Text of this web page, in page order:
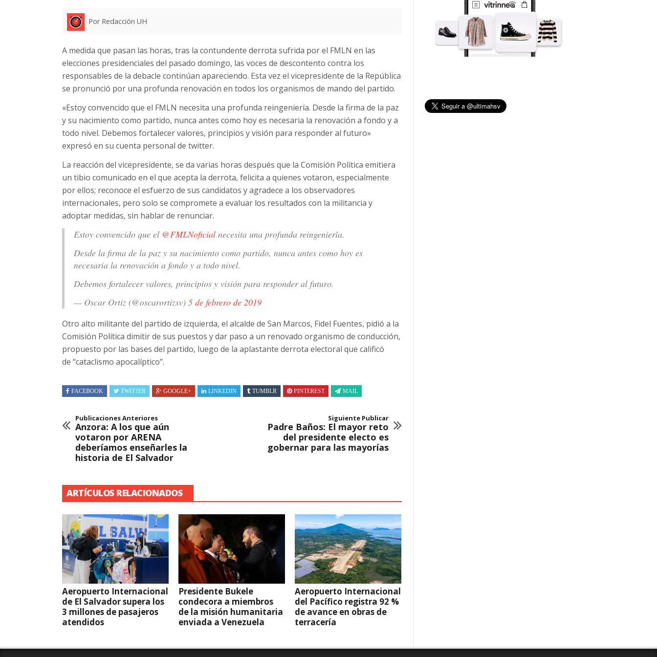
Por Redacción UH
A medida que pasan las horas, tras la contundente derrota sufrida por el FMLN en las
elecciones presidenciales del pasado domingo, las voces de descontento contra los
responsables de la debacle continúan apareciendo. Esta vez el vicepresidente de la República
se pronunció por una profunda renovación en todos los organismos de mando del partido.
«Estoy convencido que el FMLN necesita una profunda reingeniería. Desde la firma de la paz
y su nacimiento como partido, nunca antes como hoy es necesaria la renovación a fondo y a
todo nivel. Debemos fortalecer valores, principios y visión para responder al futuro»
expresó en su cuenta personal de twitter.
La reacción del vicepresidente, se da varias horas después que la Comisión Política emitiera
un tibio comunicado en el que acepta la derrota, felicita a quienes votaron, especialmente
por ellos; reconoce el esfuerzo de sus candidatos y agradece a los observadores
internacionales, pero solo se compromete a evaluar los resultados con la militancia y
adoptar medidas, sin hablar de renunciar.
Estoy convencido que el @FMLNoficial necesita una profunda reingenierîa.
Desde la firma de la paz y su nacimiento como partido, nunca antes como hoy es
necesaria la renovación a fondo y a todo nivel.
Debemos fortalecer valores, principios y visión para responder al futuro.
— Oscar Ortiz (@oscarortizsv) 5 de febrero de 2019
Otro alto militante del partido de izquierda, el alcalde de San Marcos, Fidel Fuentes, pidió a la
Comisión Política dimitir de sus puestos y dar paso a un renovado organismo de conducción,
propuesto por las bases del partido, luego de la aplastante derrota electoral que calificó
de “cataclismo apocalíptico”.
FACEBOOK TWITTER GOOGLE+ LINKEDIN TUMBLR PINTEREST MAIL
Publicaciones Anteriores
Anzora: A los que aún
votaron por ARENA
deberíamos enseñarles la
historia de El Salvador
Siguiente Publicar
Padre Baños: El mayor reto
del presidente electo es
gobernar para las mayorías
ARTÍCULOS RELACIONADOS
Aeropuerto Internacional
de El Salvador supera los
3 millones de pasajeros
atendidos
Presidente Bukele
condecora a miembros
de la misión humanitaria
enviada a Venezuela
Aeropuerto Internacional
del Pacífico registra 92 %
de avance en obras de
terracería